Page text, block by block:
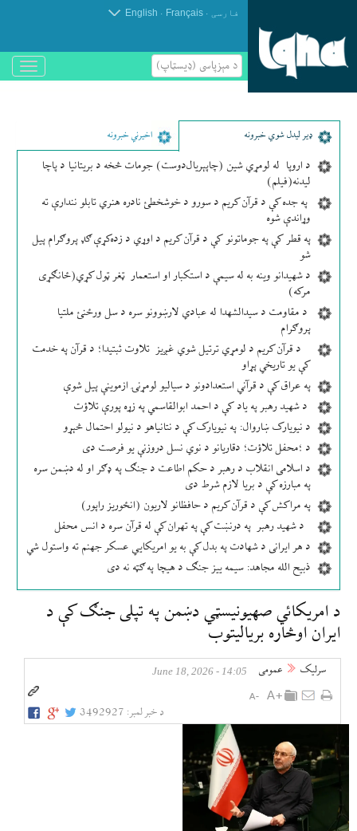
فارسی .
Français
.
English
د مېزپاسى (ډیسټاپ)
باز
و
ډير لیدل شوي خبرونه اخیرني خبرونه
د اروپا له لومړي شین (چاپېریال‌دوست) جومات څخه د بریتانیا د پاچا
لیدنه(فیلم)
په جده کې د قرآن کریم د سورو د خوشخطئ نادره هنري تابلو نندارې ته
وړاندې شوه
په قطر کې په جوماتونو کې د قرآن کریم د اوړي د زده‌کړې ګډ پروګرام پیل
شو
د شهیدانو وینه به له سیمې د استکبار او استعمار ټغر ټول کړي(ځانګړی
مرکه)
د مقاومت د سیدالشهدا له عبادي لارښوونو سره د سل ورځنئ ملتیا
پروګرام
د قرآن کریم د لومړي ترتیل شوي غږیز تلاوت ثبتیدا؛ د قرآن په خدمت
کې یو تاریخي پړاو
په عراق کې د قرآني استعدادونو د سیالیو لومړنۍ ازموینې پیل شوې
د شهید رهبر په یاد کې د احمد ابوالقاسمي په زړه پورې تلاؤت
د نیویارک ښاروال: په نیویارک کې د نتانیاهو د نیولو احتمال څېړو
د ؛محفل تلاؤت؛ دقاریانو د نوي نسل دروزنې یو فرصت دی
د اسلامی انقلاب د رهبر د حکم اطاعت د جنګ په ډګر او له دښمن سره
په مبارزه کې د بریا لازم شرط دی
په مراکش کې د قرآن کریم د حافظانو لاریون (انځوریز راپور)
د شهید رهبر په درنښت کې په تهران کې له قرآن سره د انس محفل
د هر ایرانی د شهادت په بدل کې به یو امریکایي عسکر جهنم ته واستول شي
ذبیح الله مجاهد: سیمه ییز جنګ د هیچا په ګټه نه دی
د امریکائي صهیونیسټي دښمن په تپلی جنګ کې د
ایران اوڅاره بریالیتوب
سرلیک عمومی 14:05 - June 18, 2026
د خبر لمبر: 3492927